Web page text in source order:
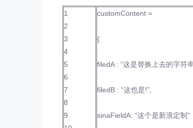
1
2
3
4
5
6
7
8
9
customContent =
{
filedA : “这是替换上去的字符串
filedB : “这也是!”,
sinaFieldA: “这个是新浪定制”